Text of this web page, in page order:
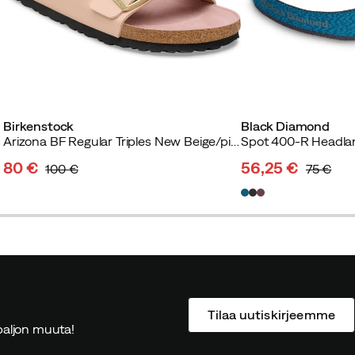
Birkenstock
Arizona BF Regular Triples New Beige/pink Clay
80 € 100 €
Black Diamond
Spot 400-R
discounted
price
56,25 €
original
price
75 €
muuta!
Tilaa uutiskirjeemme